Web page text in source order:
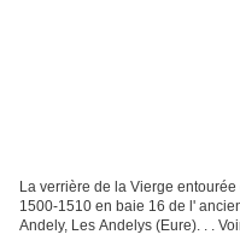
La verrière de la Vierge
1500-1510 en baie 16 de l'
Andely, Les Andelys (Eure). . .